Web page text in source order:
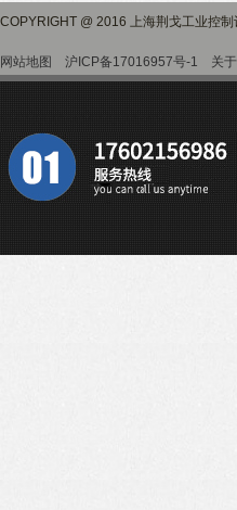
COPYRIGHT @ 2016 上海荆戈工业控
网站地图 沪ICP备17016957号-1 关